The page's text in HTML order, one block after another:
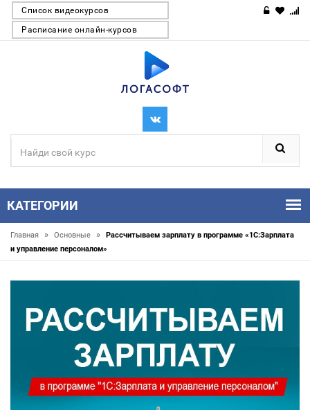
Список видеокурсов
Расписание онлайн-курсов
КАТЕГОРИИ
Главная » Основные »
Рассчитываем зарплату в программе «1С:Зарплата
и управление персоналом»